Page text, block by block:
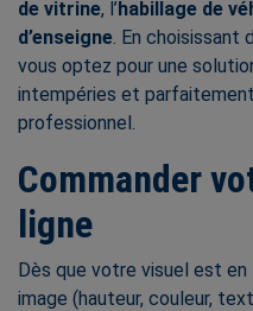
de vitrine, l’habillage de
d’enseigne. En choisissant
vous optez pour une
intempéries et
professionnel.
Commander
ligne
Dès que votre visuel est
image (hauteur, couleur,